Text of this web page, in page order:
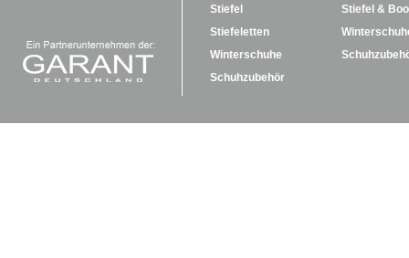
Stiefel
Stiefeletten
Winterschuhe
Schuhzubehör
Stiefel &